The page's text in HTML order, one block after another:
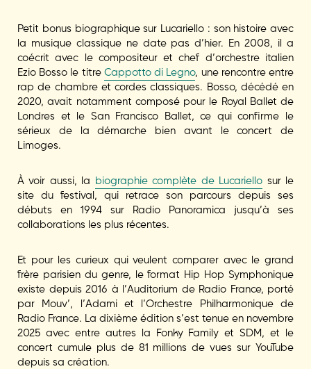
Petit bonus biographique sur Lucariello : son histoire avec
la musique classique ne date pas d’hier. En 2008, il a
coécrit avec le compositeur et chef d’orchestre italien
Ezio Bosso le titre Cappotto di Legno, une rencontre entre
rap de chambre et cordes classiques. Bosso, décédé en
2020, avait notamment composé pour le Royal Ballet de
Londres et le San Francisco Ballet, ce qui confirme le
sérieux de la démarche bien avant le concert de
Limoges.
À voir aussi, la biographie complète de Lucariello sur le
site du festival, qui retrace son parcours depuis ses
débuts en 1994 sur Radio Panoramica jusqu’à ses
collaborations les plus récentes.
Et pour les curieux qui veulent comparer avec le grand
frère parisien du genre, le format Hip Hop Symphonique
existe depuis 2016 à l’Auditorium de Radio France, porté
par Mouv’, l’Adami et l’Orchestre Philharmonique de
Radio France. La dixième édition s’est tenue en novembre
2025 avec entre autres la Fonky Family et SDM, et le
concert cumule plus de 81 millions de vues sur YouTube
depuis sa création.